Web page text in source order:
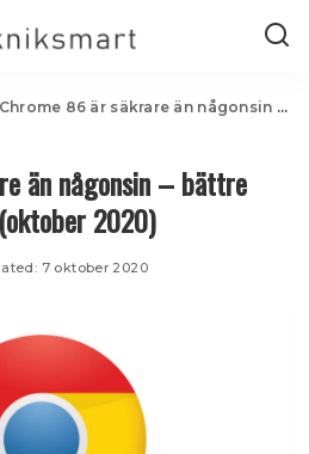
Chrome 86 är säkrare än någonsin – bättre lösenordshantering (oktober 2020)
än någonsin – bättre
2020)
7 oktober 2020